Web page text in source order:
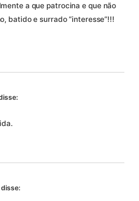
a que patrocina e que não
batido e surrado “interesse”!!!
disse: